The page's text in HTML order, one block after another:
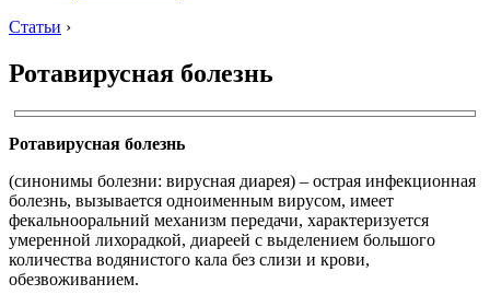
Статьи ›
Ротавирусная болезнь
Ротавирусная болезнь
(синонимы болезни: вирусная диарея) – острая инфекционная
болезнь, вызывается одноименным вирусом, имеет
фекальнооральний механизм передачи, характеризуется
умеренной лихорадкой, диареей с выделением большого
количества водянистого кала без слизи и крови,
обезвоживанием.